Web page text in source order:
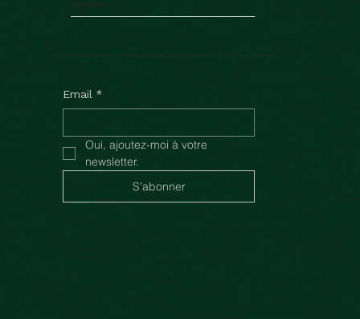
Newsletter
Rejoignez notre newsletter pour être tenu informé des activités du Chef, du restaurant ou de nos partenaires.
Email *
Oui, ajoutez-moi à votre
newsletter.
S'abonner